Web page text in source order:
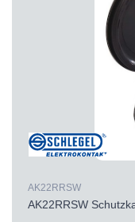
AK22RRSW
AK22RRSW